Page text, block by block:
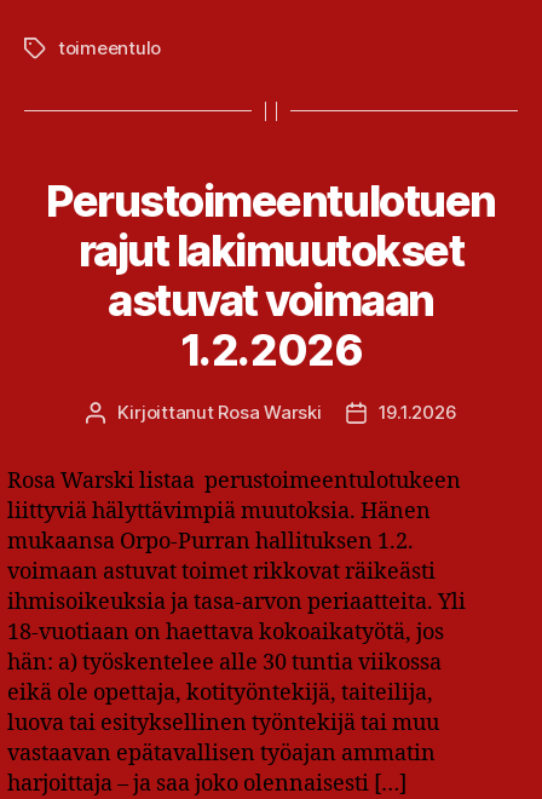
Avainsanat
toimeentulo
Perustoimeentulotuen
rajut lakimuutokset
astuvat voimaan
1.2.2026
Kirjoittaja
Kirjoittanut Rosa Warski Julkaisupäivämäärä
19.1.2026
Rosa Warski listaa perustoimeentulotukeen
liittyviä hälyttävimpiä muutoksia. Hänen
mukaansa Orpo-Purran hallituksen 1.2.
voimaan astuvat toimet rikkovat räikeästi
ihmisoikeuksia ja tasa-arvon periaatteita. Yli
18-vuotiaan on haettava kokoaikatyötä, jos
hän: a) työskentelee alle 30 tuntia viikossa
eikä ole opettaja, kotityöntekijä, taiteilija,
luova tai esityksellinen työntekijä tai muu
vastaavan epätavallisen työajan ammatin
harjoittaja – ja saa joko olennaisesti […]